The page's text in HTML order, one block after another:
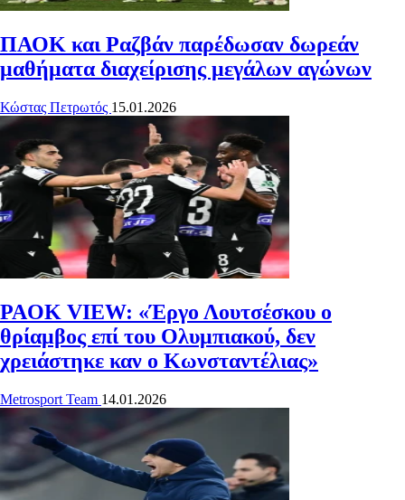
ΠΑΟΚ και Ραζβάν παρέδωσαν δωρεάν
μαθήματα διαχείρισης μεγάλων αγώνων
Κώστας Πετρωτός 15.01.2026
PAOK VIEW: «Έργο Λουτσέσκου ο
θρίαμβος επί του Ολυμπιακού, δεν
χρειάστηκε καν ο Κωνσταντέλιας»
Metrosport Team 14.01.2026